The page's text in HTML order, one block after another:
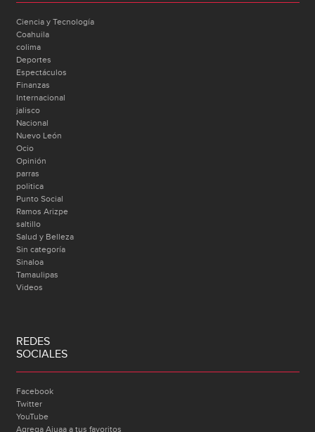
Ciencia y Tecnología
Coahuila
colima
Deportes
Espectáculos
Finanzas
Internacional
jalisco
Nacional
Nuevo León
Ocio
Opinión
parras
politica
Punto Social
Ramos Arizpe
saltillo
Salud y Belleza
Sin categoría
Sinaloa
Tamaulipas
Videos
REDES
SOCIALES
Facebook
Twitter
YouTube
Agrega Ajuaa a tus favoritos